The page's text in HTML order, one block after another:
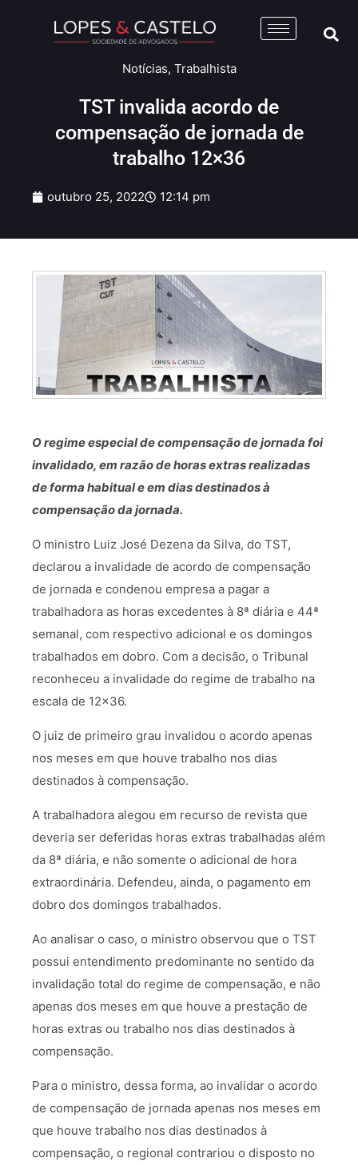
Notícias, Trabalhista
TST invalida acordo de
compensação de jornada de
trabalho 12×36
outubro 25, 2022 12:14 pm
O regime especial de compensação de jornada foi
invalidado, em razão de horas extras realizadas
de forma habitual e em dias destinados à
compensação da jornada.
O ministro Luiz José Dezena da Silva, do TST,
declarou a invalidade de acordo de compensação
de jornada e condenou empresa a pagar a
trabalhadora as horas excedentes à 8ª diária e 44ª
semanal, com respectivo adicional e os domingos
trabalhados em dobro. Com a decisão, o Tribunal
reconheceu a invalidade do regime de trabalho na
escala de 12×36.
O juiz de primeiro grau invalidou o acordo apenas
nos meses em que houve trabalho nos dias
destinados à compensação.
A trabalhadora alegou em recurso de revista que
deveria ser deferidas horas extras trabalhadas além
da 8ª diária, e não somente o adicional de hora
extraordinária. Defendeu, ainda, o pagamento em
dobro dos domingos trabalhados.
Ao analisar o caso, o ministro observou que o TST
possui entendimento predominante no sentido da
invalidação total do regime de compensação, e não
apenas dos meses em que houve a prestação de
horas extras ou trabalho nos dias destinados à
compensação.
Para o ministro, dessa forma, ao invalidar o acordo
de compensação de jornada apenas nos meses em
que houve trabalho nos dias destinados à
compensação, o regional contrariou o disposto no